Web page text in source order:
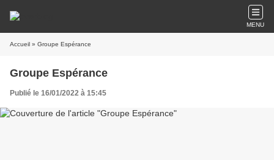
MENU
Accueil » Groupe Espérance
Groupe Espérance
Publié le 16/01/2022 à 15:45